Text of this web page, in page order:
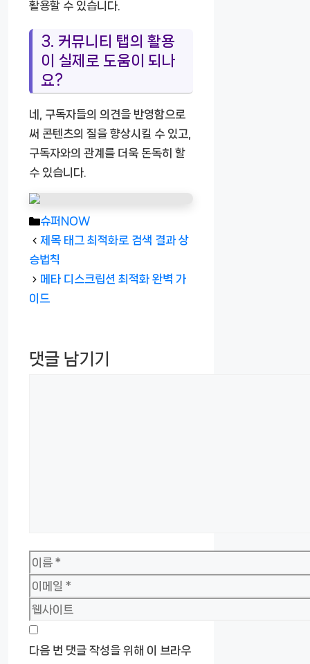
활용할 수 있습니다.
3. 커뮤니티 탭의 활용
이 실제로 도움이 되나
요?
네, 구독자들의 의견을 반영함으로
써 콘텐츠의 질을 향상시킬 수 있고,
구독자와의 관계를 더욱 돈독히 할
수 있습니다.
카
테
고
리
슈퍼NOW
제목 태그 최적화로 검색 결과 상
승법칙
메타 디스크립션 최적화 완벽 가
이드
댓글 남기기
이
름
이
메
일
웹
사
이
다음 번 댓글 작성을 위해 이 브라우